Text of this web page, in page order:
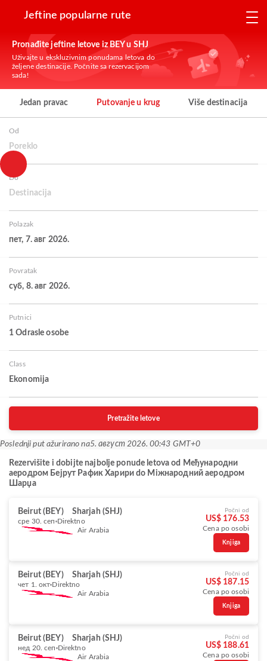
Jeftine popularne rute
Pronađite jeftine letove iz BEY u SHJ
Uživajte u ekskluzivnim ponudama letova do
željene destinacije. Počnite sa rezervacijom
sada!
Jedan pravac Putovanje u krug Više destinacija
Od
Poreklo
Do
Destinacija
Polazak
пет, 7. авг 2026.
Povratak
суб, 8. авг 2026.
Putnici
1 Odrasle osobe
Class
Ekonomija
Pretražite letove
Poslednji put ažurirano na5. август 2026. 00:43 GMT+0
Rezervišite i dobijte najbolje ponude letova od Међународни
аеродром Бејрут Рафик Харири do Міжнародний аеродром
Шарџа
Beirut (BEY) Sharjah (SHJ)
сре 30. сеп Direktno
Air Arabia
Počni od
US$ 176.53
Cena po osobi
Knjiga
Beirut (BEY) Sharjah (SHJ)
чет 1. окт Direktno
Air Arabia
Počni od
US$ 187.15
Cena po osobi
Knjiga
Beirut (BEY) Sharjah (SHJ)
нед 20. сеп Direktno
Air Arabia
Počni od
US$ 188.61
Cena po osobi